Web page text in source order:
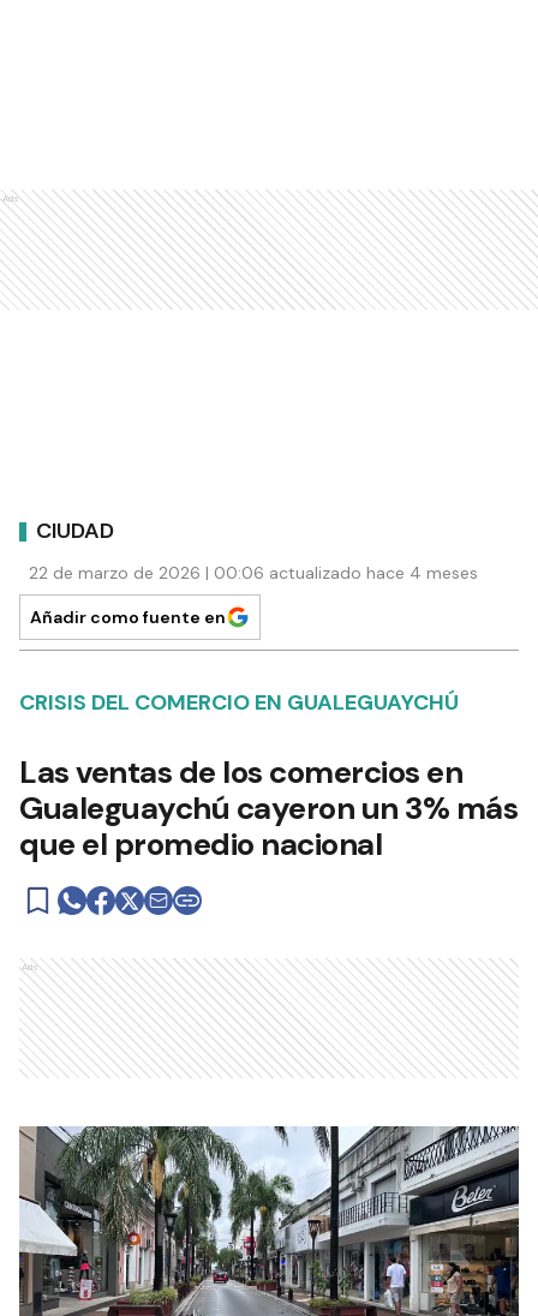
Ads
CIUDAD
22 de marzo de 2026 | 00:06 actualizado hace 4 meses
Añadir como fuente en
CRISIS DEL COMERCIO EN GUALEGUAYCHÚ
Las ventas de los comercios en
Gualeguaychú cayeron un 3% más
que el promedio nacional
Ads